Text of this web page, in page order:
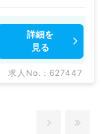
詳細を
見る
求人No. : 627447